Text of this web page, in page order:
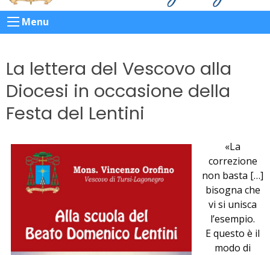
Menu
La lettera del Vescovo alla
Diocesi in occasione della
Festa del Lentini
«La
correzione
non basta […]
bisogna che
vi si unisca
l’esempio.
E questo è il
modo di